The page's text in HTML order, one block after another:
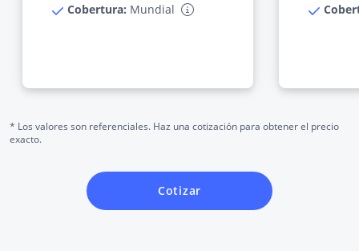
Cobertura: Mundial
* Los valores son referenciales. Haz una cotización para obtener el precio
exacto.
Cotizar